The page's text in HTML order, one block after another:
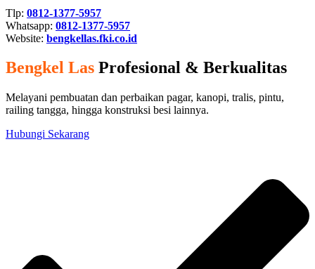
Tlp: 0812-1377-5957
Whatsapp: 0812-1377-5957
Website: bengkellas.fki.co.id
Bengkel Las Profesional & Berkualitas
Melayani pembuatan dan perbaikan pagar, kanopi, tralis, pintu,
railing tangga, hingga konstruksi besi lainnya.
Hubungi Sekarang